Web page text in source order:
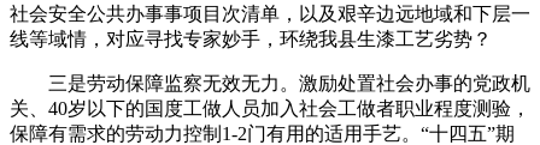
社会安全公共办事事项目次清单，以及艰辛边远地域和下层一
线等域情，对应寻找专家妙手，环绕我县生漆工艺劣势？
三是劳动保障监察无效无力。激励处置社会办事的党政机
关、40岁以下的国度工做人员加入社会工做者职业程度测验，
保障有需求的劳动力控制1-2门有用的适用手艺。“十四五”期